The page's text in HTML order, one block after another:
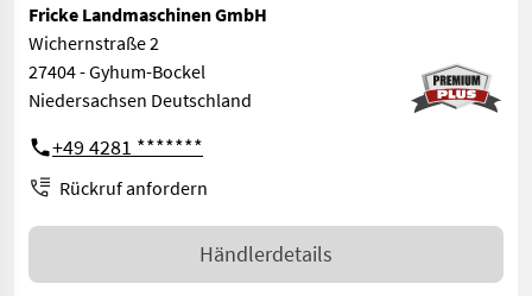
Fricke Landmaschinen GmbH
Wichernstraße 2
27404 - Gyhum-Bockel
Niedersachsen Deutschland
+49 4281 *******
Rückruf anfordern
Händlerdetails